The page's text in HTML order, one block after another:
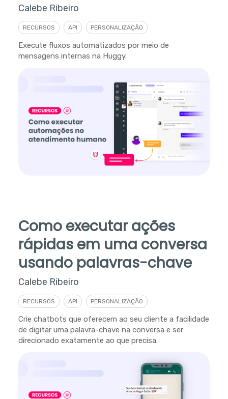
Calebe Ribeiro
RECURSOS API PERSONALIZAÇÃO
Execute fluxos automatizados por meio de
mensagens internas na Huggy.
Como executar ações
rápidas em uma conversa
usando palavras-chave
Calebe Ribeiro
RECURSOS API PERSONALIZAÇÃO
Crie chatbots que oferecem ao seu cliente a facilidade
de digitar uma palavra-chave na conversa e ser
direcionado exatamente ao que precisa.